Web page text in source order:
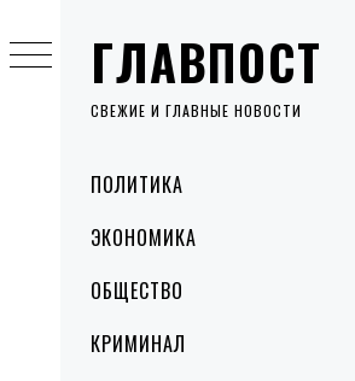
ГЛАВПОСТ
СВЕЖИЕ И ГЛАВНЫЕ НОВОСТИ
MenuПОЛИТИКА
ЭКОНОМИКА
ОБЩЕСТВО
КРИМИНАЛ
to
content